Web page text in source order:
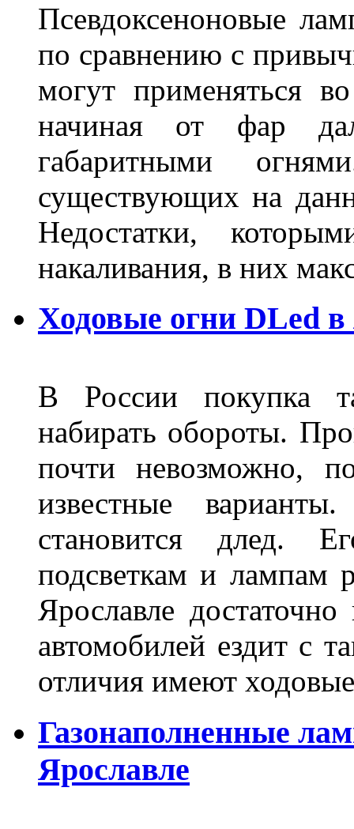
Псевдоксеноновые
по сравнению с
могут применяться
начиная от фар
габаритными
существующих на
Недостатки,
накаливания, в них
Ходовые огни DLed в
В России покупка
набирать обороты.
почти невозможно,
известные
становится длед.
подсветкам и лампам
Ярославле
автомобилей ездит с
отличия имеют
Газонаполненные
Ярославле